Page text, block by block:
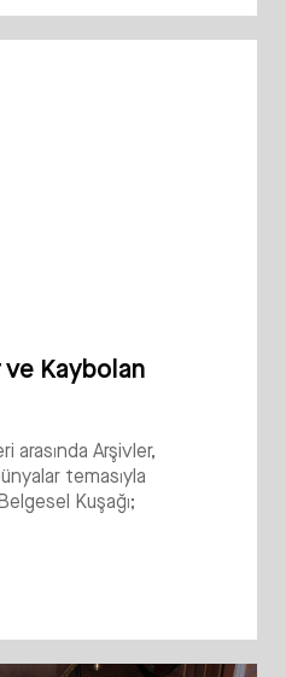
ve Kaybolan
arasında Arşivler,
temasıyla
Kuşağı;